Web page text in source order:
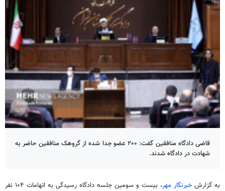
قاضی دادگاه منافقین گفت: ۲۰۰ عضو جدا شده از گروهک منافقین حاضر به
شهادت در دادگاه شدند.
به گزارش خبرنگار مهر
، بیست و سومین جلسه دادگاه رسیدگی به اتهامات ۱۰۴ نفر